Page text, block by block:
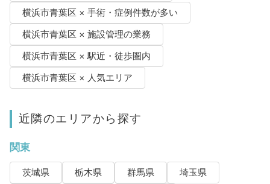
横浜市青葉区 × 手術・症例件数が多い
横浜市青葉区 × 施設管理の業務
横浜市青葉区 × 駅近・徒歩圏内
横浜市青葉区 × 人気エリア
近隣のエリアから探す
関東
茨城県 栃木県 群馬県
埼玉県